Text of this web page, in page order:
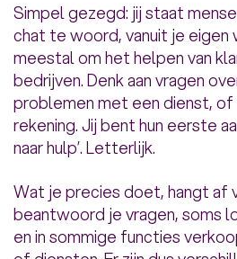
Simpel gezegd: jij staat
chat te woord, vanuit je eigen
meestal om het helpen van
bedrijven. Denk aan vragen
problemen met een dienst,
rekening. Jij bent hun eerste
naar hulp’. Letterlijk.
Wat je precies doet, hangt af
beantwoord je vragen, soms
en in sommige functies